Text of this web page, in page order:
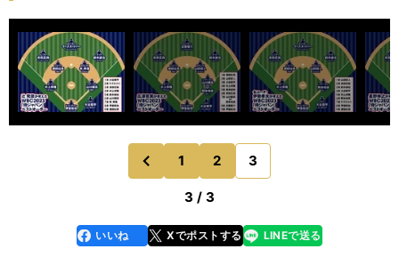
前
のページへ
1 2 3
3 / 3
faceboo
k
いいね Xでポストする
line LINEで送る